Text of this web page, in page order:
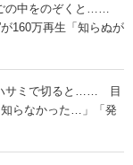
の中をのぞくと……
が160万再生「知らぬが
サミで切ると…… 目
知らなかった…」「発